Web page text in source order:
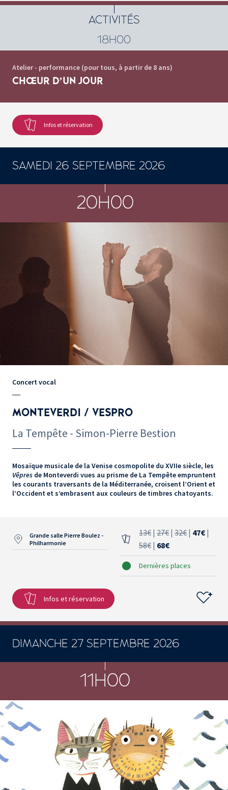
ACTIVITÉS
18H00
Atelier - performance (pour tous, à partir de 8 ans)
CHŒUR D’UN JOUR
Infos et réservation
SAMEDI 26 SEPTEMBRE 2026
20H00
Concert vocal
MONTEVERDI / VESPRO
La Tempête - Simon-Pierre Bestion
Mosaïque musicale de la Venise cosmopolite du XVIIe siècle, les
Vêpres de Monteverdi vues au prisme de La Tempête empruntent
les courants traversants de la Méditerranée, croisent l’Orient et
l’Occident et s’embrasent aux couleurs de timbres chatoyants.
Grande salle Pierre Boulez -
Philharmonie
13€ | 27€ | 32€ | 47€ |
58€ | 68€
Dernières places
Infos et réservation
DIMANCHE 27 SEPTEMBRE 2026
11H00